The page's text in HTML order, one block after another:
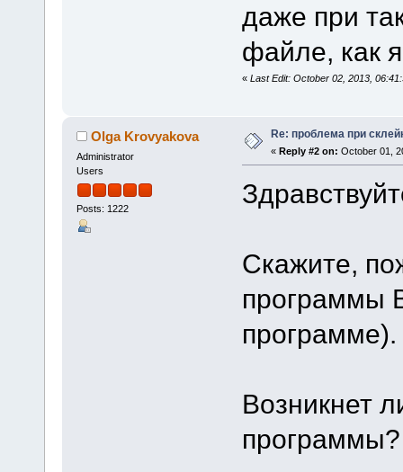
даже при
файле, как
« Last Edit: October 02, 2013,
Olga Krovyakova
Administrator
Users
Posts: 1222
Re: проблема при
« Reply #2 on: October 01,
Скажите,
программы
программе).
Возникнет
программы?